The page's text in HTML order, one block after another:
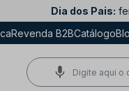
Dia dos Pais:
Revenda B2BCatálogo